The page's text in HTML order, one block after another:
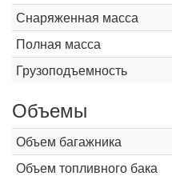
Снаряженная масса
Полная масса
Грузоподъемность
Объемы
Объем багажника
Объем топливного бака